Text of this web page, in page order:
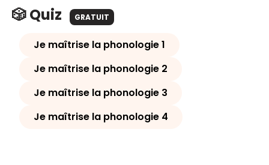
🎲 Quiz GRATUIT
Je maîtrise la phonologie 1
Je maîtrise la phonologie 2
Je maîtrise la phonologie 3
Je maîtrise la phonologie 4